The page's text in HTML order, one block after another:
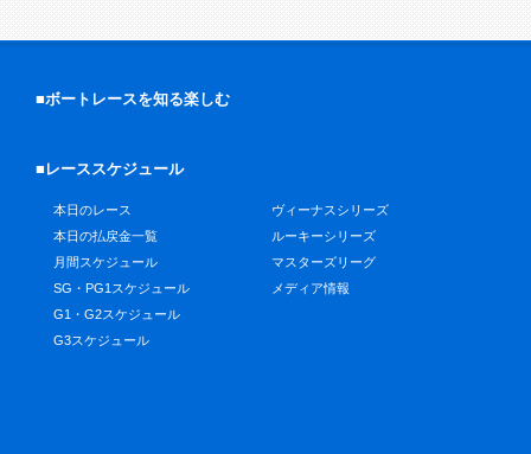
■ボートレースを知る楽しむ
■レーススケジュール
本日のレース
本日の払戻金一覧
月間スケジュール
SG・PG1スケジュール
G1・G2スケジュール
G3スケジュール
ヴィーナスシリーズ
ルーキーシリーズ
マスターズリーグ
メディア情報